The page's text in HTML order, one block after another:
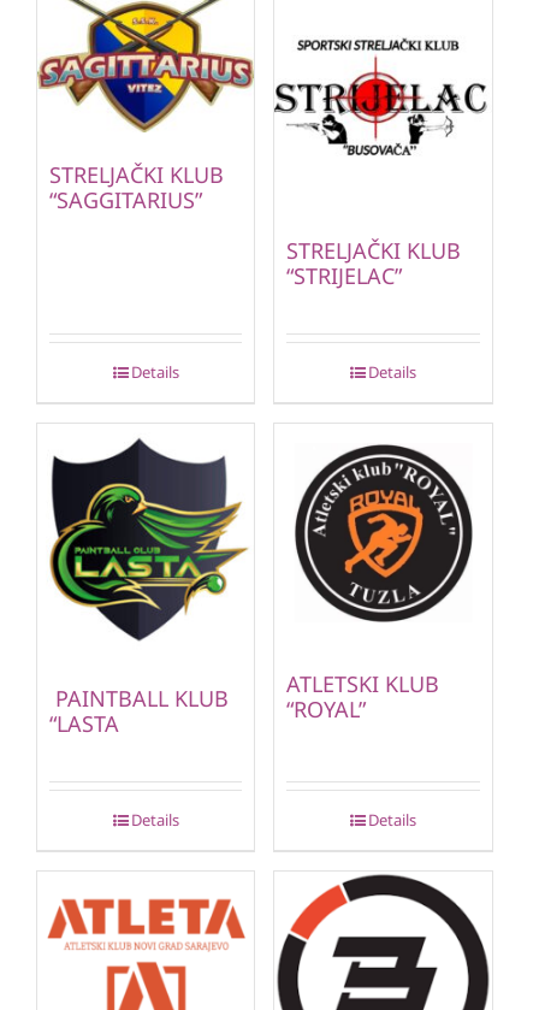
STRELJAČKI KLUB
“SAGGITARIUS”
Details
STRELJAČKI KLUB
“STRIJELAC”
Details
PAINTBALL KLUB
“LASTA
Details
ATLETSKI KLUB
“ROYAL”
Details